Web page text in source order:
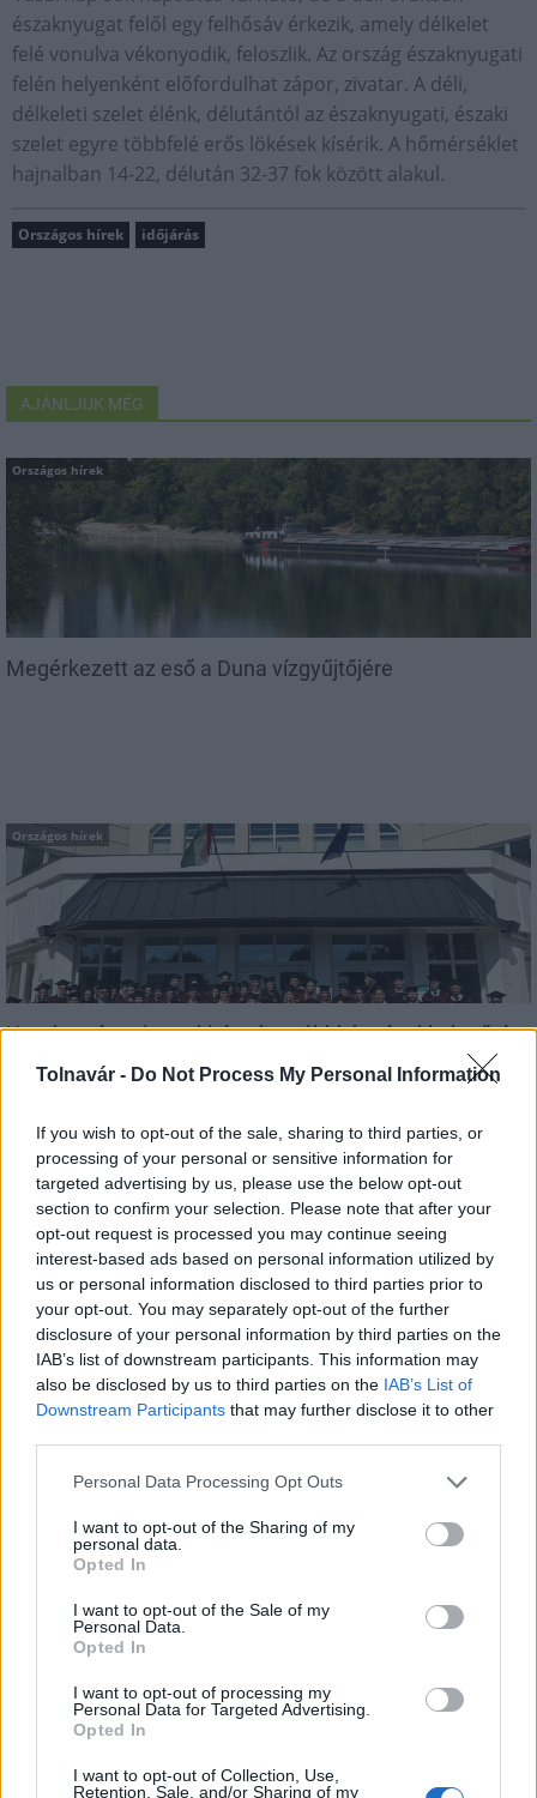
Tolnavár - Do Not Process My Personal Information
If you wish to opt-out of the sale, sharing to third parties, or
processing of your personal or sensitive information for
targeted advertising by us, please use the below opt-out
section to confirm your selection. Please note that after your
opt-out request is processed you may continue seeing
interest-based ads based on personal information utilized by
us or personal information disclosed to third parties prior to
your opt-out. You may separately opt-out of the further
disclosure of your personal information by third parties on the
IAB’s list of downstream participants. This information may
also be disclosed by us to third parties on the IAB’s List of
Downstream Participants that may further disclose it to other
Please note that this website/app uses one or more Google
not limited to your visit or usage behaviour. You may click to
grant or deny consent to Google and its third-party tags to
use your data for below specified purposes in below Google
consent section.
Personal Data Processing Opt Outs
I want to opt-out of the Sharing of my
personal data.
Opted In
I want to opt-out of the Sale of my
Personal Data.
Opted In
I want to opt-out of processing my
Personal Data for Targeted Advertising.
Opted In
I want to opt-out of Collection, Use,
Retention, Sale, and/or Sharing of my
északnyugat felől egy felhősáv érkezik, amely délkelet
felé vonulva vékonyodik, feloszlik. Az ország északnyugati
felén helyenként előfordulhat zápor, zivatar. A déli,
délkeleti szelet élénk, délutántól az északnyugati, északi
szelet egyre többfelé erős lökések kísérik. A hőmérséklet
hajnalban 14-22, délután 32-37 fok között alakul.
Országos hírek időjárás
AJÁNLJUK MÉG
Országos hírek
Megérkezett az eső a Duna vízgyűjtőjére
Országos hírek
Kecskeméten is szakirányú továbbképzésekkel erősít a
Gál Ferenc Egyetem
Országos hírek
A lakosságra is fontos szerep hárul a szúnyoginvázió
MAGYAR ÉPÍTŐK